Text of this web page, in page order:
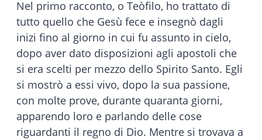
Nel primo racconto, o Teòfilo, ho trattato di
tutto quello che Gesù fece e insegnò dagli
inizi fino al giorno in cui fu assunto in cielo,
dopo aver dato disposizioni agli apostoli che
si era scelti per mezzo dello Spirito Santo. Egli
si mostrò a essi vivo, dopo la sua passione,
con molte prove, durante quaranta giorni,
apparendo loro e parlando delle cose
riguardanti il regno di Dio. Mentre si trovava a